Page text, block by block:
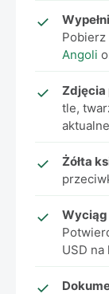
Pobierz
Angoli
Zdjęcia
tle,
Żółta
Wyciąg
USD